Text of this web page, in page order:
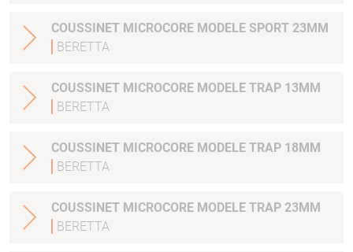
COUSSINET MICROCORE MODELE SPORT 23MM
BERETTA
COUSSINET MICROCORE MODELE TRAP 13MM
BERETTA
COUSSINET MICROCORE MODELE TRAP 18MM
BERETTA
COUSSINET MICROCORE MODELE TRAP 23MM
BERETTA